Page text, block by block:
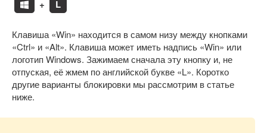
+ L
Клавиша «Win» находится в самом низу между кнопками
«Ctrl» и «Alt». Клавиша может иметь надпись «Win» или
логотип Windows. Зажимаем сначала эту кнопку и, не
отпуская, её жмем по английской букве «L». Коротко
другие варианты блокировки мы рассмотрим в статье
ниже.